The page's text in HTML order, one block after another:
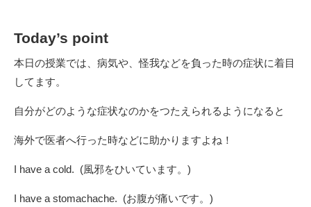
Today’s point
本日の授業では、病気や、怪我などを負った時の症状に着目
してます。
自分がどのような症状なのかをつたえられるようになると
海外で医者へ行った時などに助かりますよね！
I have a cold. (風邪をひいています。)
I have a stomachache. (お腹が痛いです。)